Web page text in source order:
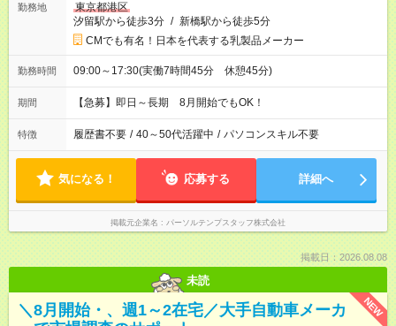
勤務地
東京都港区
汐留駅から徒歩3分 / 新橋駅から徒歩5分
CMでも有名！日本を代表する乳製品メーカー
勤務時間 09:00～17:30(実働7時間45分 休憩45分)
期間 【急募】即日～長期 8月開始でもOK！
特徴 履歴書不要 / 40～50代活躍中 / パソコンスキル不要
気になる！ 応募する 詳細へ
掲載元企業名 パーソルテンプスタッフ株式会社
掲載日：2026.08.08
未読
NEW
＼8月開始・、週1～2在宅／大手自動車メーカ